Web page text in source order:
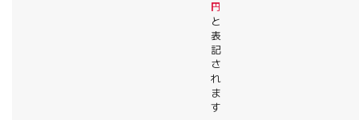
円
と
表
記
さ
れ
ま
す